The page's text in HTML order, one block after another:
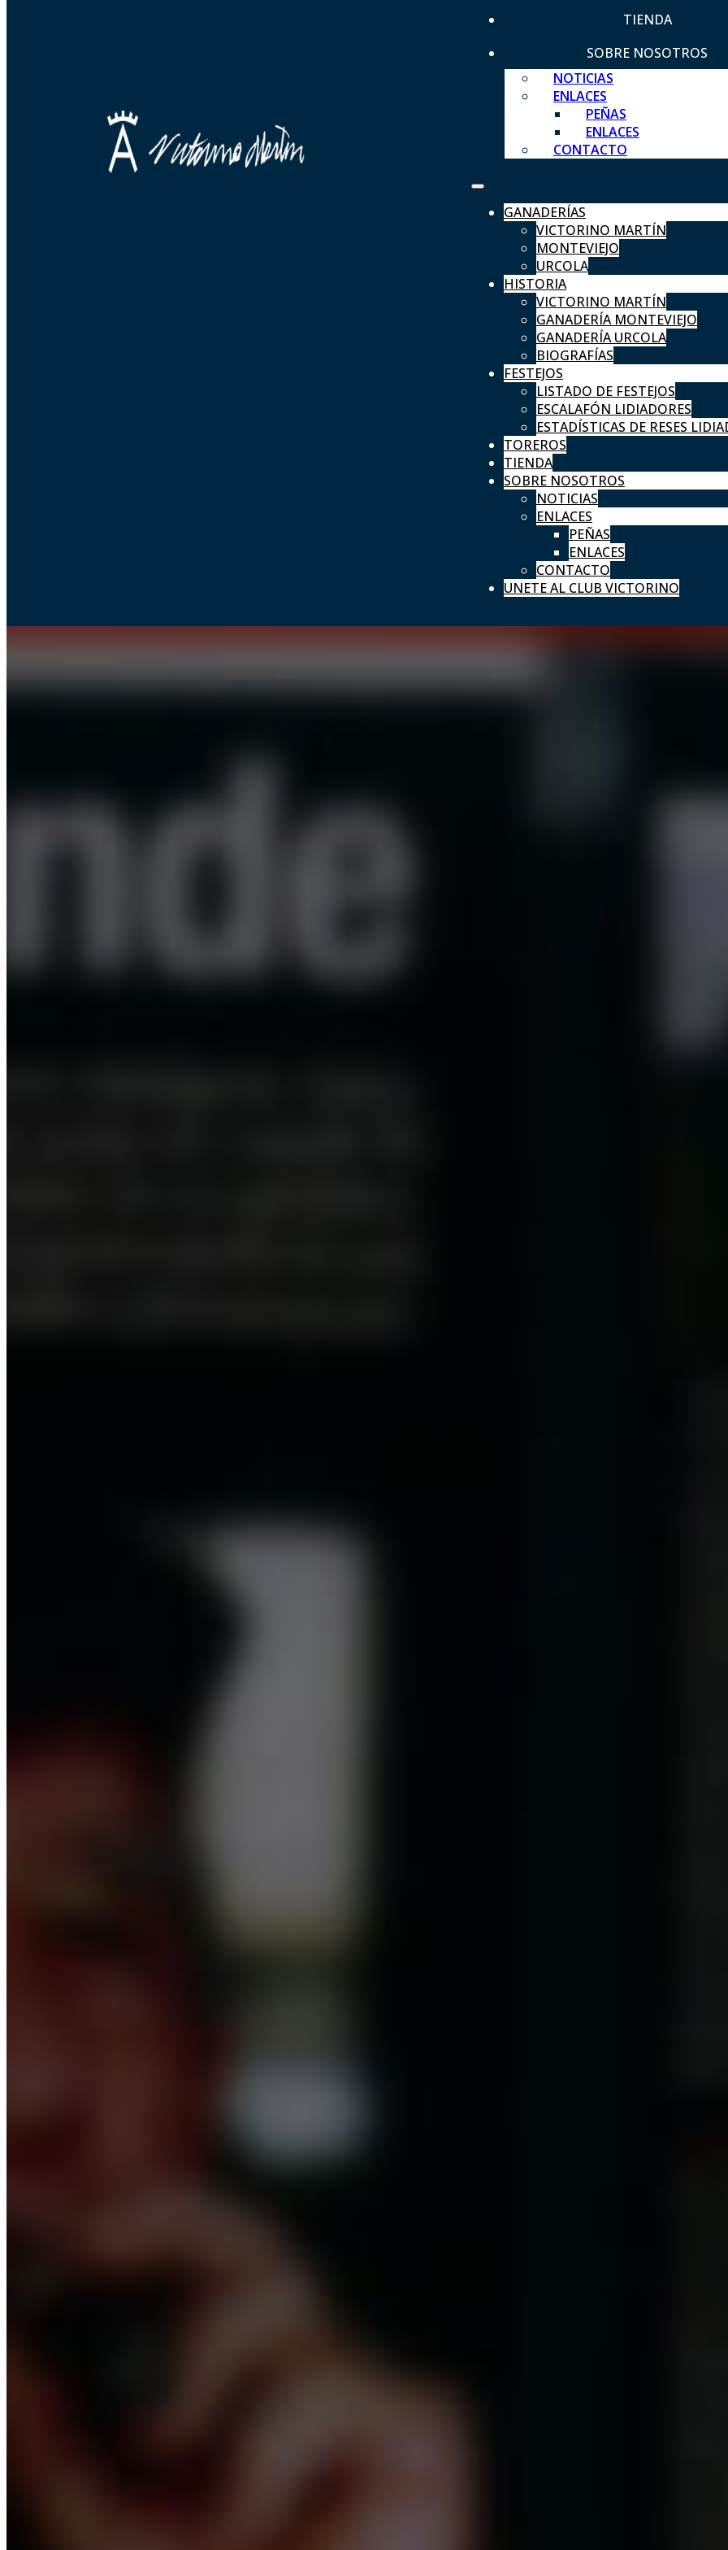
TIENDA
SOBRE NOSOTROS
NOTICIAS
ENLACES
PEÑAS
ENLACES
CONTACTO
GANADERÍAS
VICTORINO MARTÍN
MONTEVIEJO
URCOLA
HISTORIA
VICTORINO MARTÍN
GANADERÍA MONTEVIEJO
GANADERÍA URCOLA
BIOGRAFÍAS
FESTEJOS
LISTADO DE FESTEJOS
ESCALAFÓN LIDIADORES
ESTADÍSTICAS DE RESES
TOREROS
TIENDA
SOBRE NOSOTROS
NOTICIAS
ENLACES
PEÑAS
ENLACES
CONTACTO
UNETE AL CLUB VICTORINO